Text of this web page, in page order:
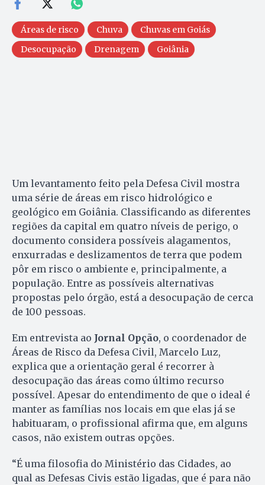
Áreas de risco Chuva
Chuvas em Goiás
Desocupação
Drenagem Goiânia
Um levantamento feito pela Defesa Civil mostra
uma série de áreas em risco hidrológico e
geológico em Goiânia. Classificando as diferentes
regiões da capital em quatro níveis de perigo, o
documento considera possíveis alagamentos,
enxurradas e deslizamentos de terra que podem
pôr em risco o ambiente e, principalmente, a
população. Entre as possíveis alternativas
propostas pelo órgão, está a desocupação de cerca
de 100 pessoas.
Em entrevista ao Jornal Opção, o coordenador de
Áreas de Risco da Defesa Civil, Marcelo Luz,
explica que a orientação geral é recorrer à
desocupação das áreas como último recurso
possível. Apesar do entendimento de que o ideal é
manter as famílias nos locais em que elas já se
habituaram, o profissional afirma que, em alguns
casos, não existem outras opções.
“É uma filosofia do Ministério das Cidades, ao
qual as Defesas Civis estão ligadas, que é para não